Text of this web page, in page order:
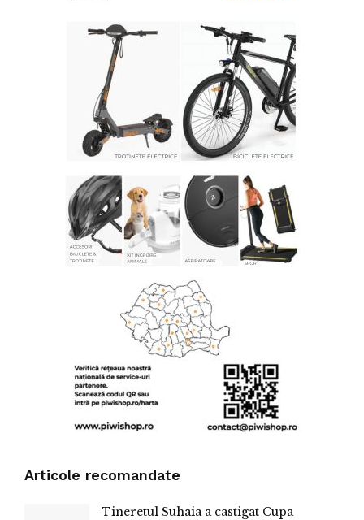
Articole recomandate
Tineretul Suhaia a castigat Cupa